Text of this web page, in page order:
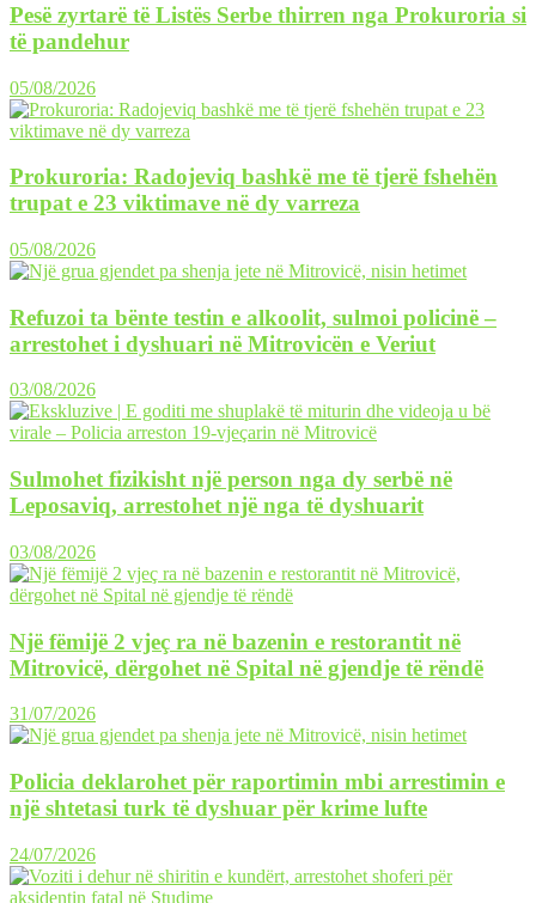
Pesë zyrtarë të Listës Serbe thirren nga Prokuroria si
të pandehur
05/08/2026
Prokuroria: Radojeviq bashkë me të tjerë fshehën
trupat e 23 viktimave në dy varreza
05/08/2026
Refuzoi ta bënte testin e alkoolit, sulmoi policinë –
arrestohet i dyshuari në Mitrovicën e Veriut
03/08/2026
Sulmohet fizikisht një person nga dy serbë në
Leposaviq, arrestohet një nga të dyshuarit
03/08/2026
Një fëmijë 2 vjeç ra në bazenin e restorantit në
Mitrovicë, dërgohet në Spital në gjendje të rëndë
31/07/2026
Policia deklarohet për raportimin mbi arrestimin e
një shtetasi turk të dyshuar për krime lufte
24/07/2026